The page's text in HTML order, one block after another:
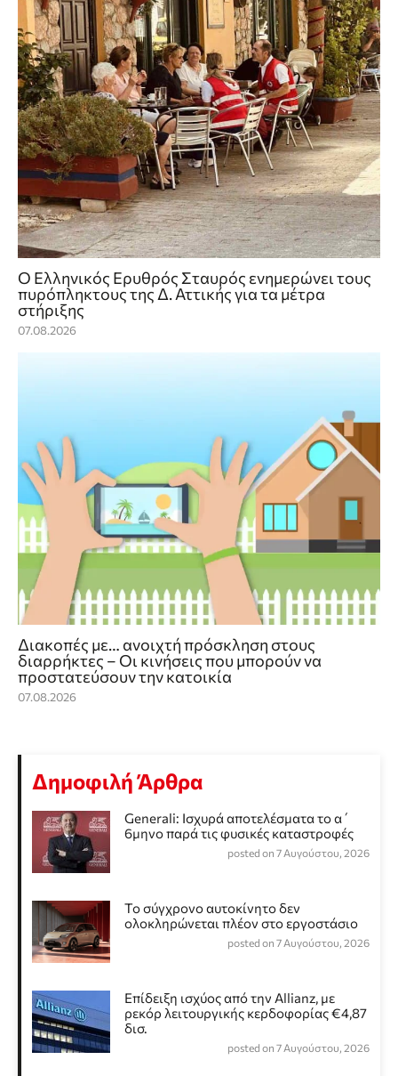
Ο Ελληνικός Ερυθρός Σταυρός ενημερώνει τους
πυρόπληκτους της Δ. Αττικής για τα μέτρα
στήριξης
07.08.2026
Διακοπές με… ανοιχτή πρόσκληση στους
διαρρήκτες – Οι κινήσεις που μπορούν να
προστατεύσουν την κατοικία
07.08.2026
Δημοφιλή Άρθρα
Generali: Ισχυρά αποτελέσματα το α΄
6μηνο παρά τις φυσικές καταστροφές
posted on 7 Αυγούστου, 2026
Το σύγχρονο αυτοκίνητο δεν
ολοκληρώνεται πλέον στο εργοστάσιο
posted on 7 Αυγούστου, 2026
Επίδειξη ισχύος από την Allianz, με
ρεκόρ λειτουργικής κερδοφορίας €4,87
δισ.
posted on 7 Αυγούστου, 2026